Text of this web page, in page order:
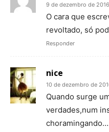
9 de dezembro de
O cara que
revoltado, só
Responder
nice
10 de dezembro de
Quando surge
verdades,num
choramingando…